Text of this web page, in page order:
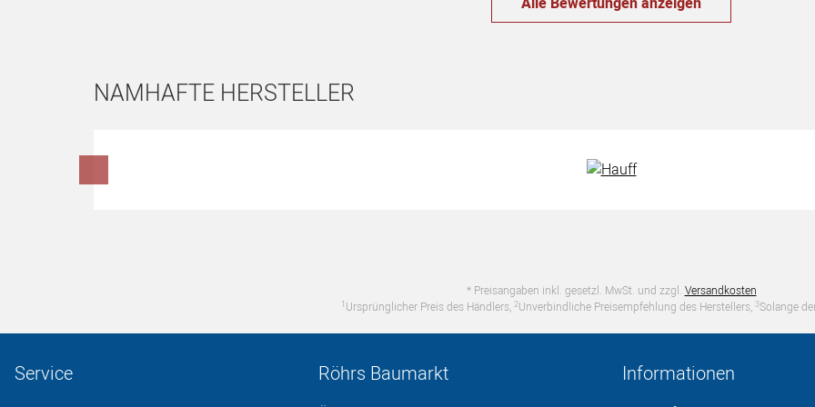
NAMHAFTE HERSTELLER
* Preisangaben inkl. gesetzl. MwSt. und zzgl. Versandkosten
1 Ursprünglicher Preis des Händlers, 2Unverbindliche Preisempfehlung des Herstellers, 3Solange
Service Röhrs Baumarkt Informationen